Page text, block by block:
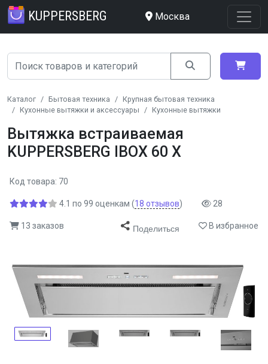
KUPPERSBERG Москва
Каталог Бытовая техника
Крупная бытовая техника
Кухонные вытяжки и аксессуары
Кухонные вытяжки
Вытяжка встраиваемая
KUPPERSBERG IBOX 60 X
Код товара: 70
4.1 по 99 оценкам (18 отзывов) 28
13 заказов Поделиться В избранное